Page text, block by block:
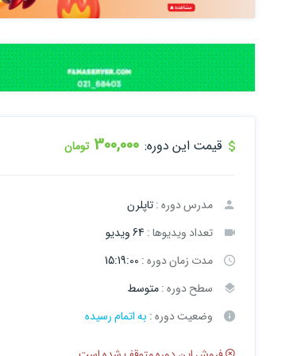
قیمت این دوره: 300,000 تومان
مدرس دوره :تاپلرن
تعداد ویدیوها : 64 ویدیو
مدت زمان دوره : 15:19:00
سطح دوره :متوسط
وضعیت دوره : به اتمام رسیده